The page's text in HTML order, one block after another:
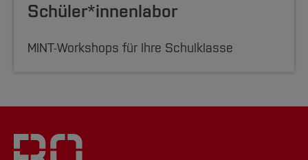
Schüler*innenlabor
MINT-Workshops für Ihre Schulklasse